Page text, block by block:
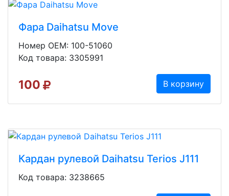
Фара Daihatsu Move
Номер OEM: 100-51060
Код товара: 3305991
100 В корзину
Кардан рулевой Daihatsu Terios J111
Код товара: 3238665